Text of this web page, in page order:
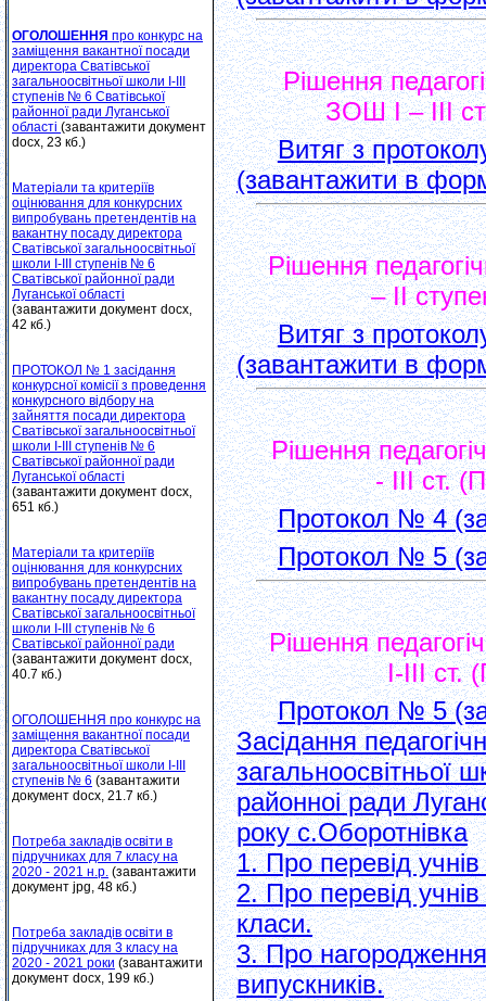
ОГОЛОШЕННЯ про конкурс на
заміщення вакантної посади
директора Сватівської
загальноосвітньої школи І-ІІІ
ступенів № 6 Сватівської
районної ради Луганської
області (завантажити документ
docx, 23 кб.)
Матеріали та критеріїв
оцінювання для конкурсних
випробувань претендентів на
вакантну посаду директора
Сватівської загальноосвітньої
школи І-ІІІ ступенів № 6
Сватівської районної ради
Луганської області
(завантажити документ docx,
42 кб.)
ПРОТОКОЛ № 1 засідання
конкурсної комісії з проведення
конкурсного відбору на
зайняття посади директора
Сватівської загальноосвітньої
школи I-III ступенів № 6
Сватівської районної ради
Луганської області
(завантажити документ docx,
651 кб.)
Матеріали та критеріїв
оцінювання для конкурсних
випробувань претендентів на
вакантну посаду директора
Сватівської загальноосвітньої
школи І-ІІІ ступенів № 6
Сватівської районної ради
(завантажити документ docx,
40.7 кб.)
ОГОЛОШЕННЯ про конкурс на
заміщення вакантної посади
директора Сватівської
загальноосвітньої школи І-ІІІ
ступенів № 6 (завантажити
документ docx, 21.7 кб.)
Потреба закладів освіти в
підручниках для 7 класу на
2020 - 2021 н.р. (завантажити
документ jpg, 48 кб.)
Потреба закладів освіти в
підручниках для 3 класу на
2020 - 2021 роки (завантажити
документ docx, 199 кб.)
Рішення
ЗОШ І – ІІІ
Витяг з
(завантажити в
Рішення
– ІІ
Витяг з
(завантажити в
Рішення
- ІІІ ст.
Протокол № 4
Протокол № 5
Рішення
І-ІІІ
Протокол № 5
Засiдання
загальноосвiтньої
районноi ради
року с.Оборотнiвка
1. Про перевiд учнiв
2. Про перевiд учнiв
класи.
3. Про
випускникiв.